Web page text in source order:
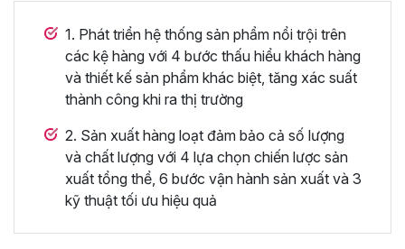
1. Phát triển hệ thống sản phẩm nổi trội trên
các kệ hàng với 4 bước thấu hiểu khách hàng
và thiết kế sản phẩm khác biệt, tăng xác suất
thành công khi ra thị trường
2. Sản xuất hàng loạt đảm bảo cả số lượng
và chất lượng với 4 lựa chọn chiến lược sản
xuất tổng thể, 6 bước vận hành sản xuất và 3
kỹ thuật tối ưu hiệu quả